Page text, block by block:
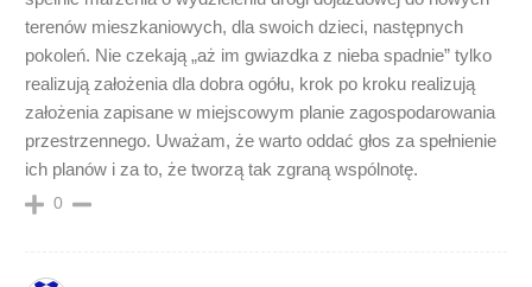
terenów mieszkaniowych, dla swoich dzieci, następnych
pokoleń. Nie czekają „aż im gwiazdka z nieba spadnie” tylko
realizują założenia dla dobra ogółu, krok po kroku realizują
założenia zapisane w miejscowym planie zagospodarowania
przestrzennego. Uważam, że warto oddać głos za spełnienie
ich planów i za to, że tworzą tak zgraną wspólnotę.
0